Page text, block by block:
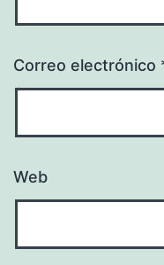
Correo electrónico
Web